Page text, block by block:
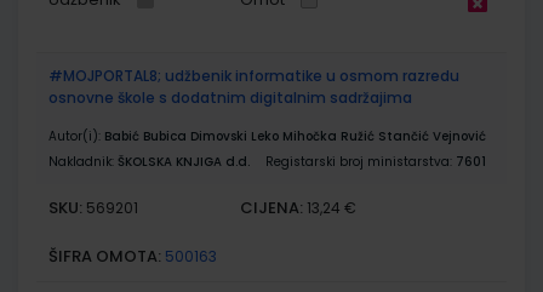
#MOJPORTAL8; udžbenik informatike u osmom razredu
osnovne škole s dodatnim digitalnim sadržajima
Autor(i): Babić Bubica Dimovski Leko Mihočka Ružić Stančić Vejnović
Nakladnik: ŠKOLSKA KNJIGA d.d. Registarski broj ministarstva: 7601
SKU: 569201 CIJENA: 13,24 €
ŠIFRA OMOTA: 500163